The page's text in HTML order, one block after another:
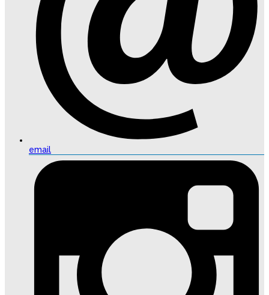
email